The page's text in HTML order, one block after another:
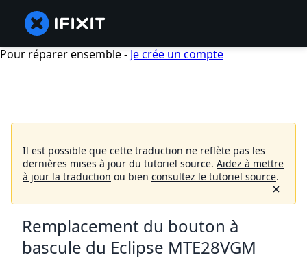
Pour réparer ensemble - Je crée un compte
Il est possible que cette traduction ne reflète pas les
dernières mises à jour du tutoriel source. Aidez à mettre
à jour la traduction ou bien consultez le tutoriel source.
Remplacement du bouton à
bascule du Eclipse MTE28VGM